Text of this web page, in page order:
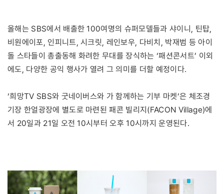
올해는 SBS에서 배출한 100여명의 슈퍼모델들과 샤이니, 틴탑,
비원에이포, 인피니트, 시크릿, 레인보우, 다비치, 박재범 등 아이
돌 스타들이 총출동해 화려한 무대를 장식하는 ‘패션콘서트’ 이외
에도, 다양한 공익 행사가 열려 그 의미를 더할 예정이다.
‘희망TV SBS와 굿네이버스와 가 함께하는 기부 마켓’은 체조경
기장 한얼광장에 별도로 마련된 패콘 빌리지(FACON Village)에
서 20일과 21일 오전 10시부터 오후 10시까지 운영된다.